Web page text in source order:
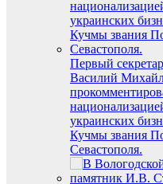
Первый
Василий
украинских
Кучмы звания
Севастополя.